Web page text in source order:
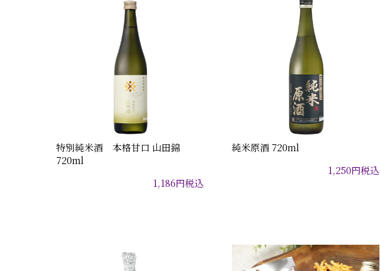
特別純米酒 本格甘口 山田錦
720ml
1,186円税込
純米原酒 720ml
1,250円税込